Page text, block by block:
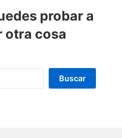
probar a
otra cosa
Buscar